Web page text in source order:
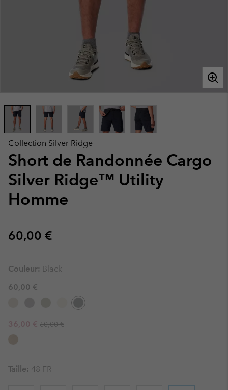
Collection Silver Ridge
Short de Randonnée Cargo
Silver Ridge™ Utility
Homme
Regular price:
60,00 €
Couleur: Black
60,00 €
Sale price:
36,00 € Regular price:
60,00 €
Taille: 48 FR